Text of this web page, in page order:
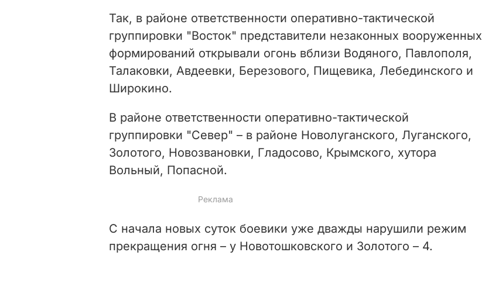
o
Так, в районе ответственности оперативно-тактической
группировки "Восток" представители незаконных вооруженных
формирований открывали огонь вблизи Водяного, Павлополя,
Талаковки, Авдеевки, Березового, Пищевика, Лебединского и
Широкино.
В районе ответственности оперативно-тактической
группировки "Север" – в районе Новолуганского, Луганского,
Золотого, Новозвановки, Гладосово, Крымского, хутора
Вольный, Попасной.
C начала новых суток боевики уже дважды нарушили режим
прекращения огня – у Новотошковского и Золотого – 4.